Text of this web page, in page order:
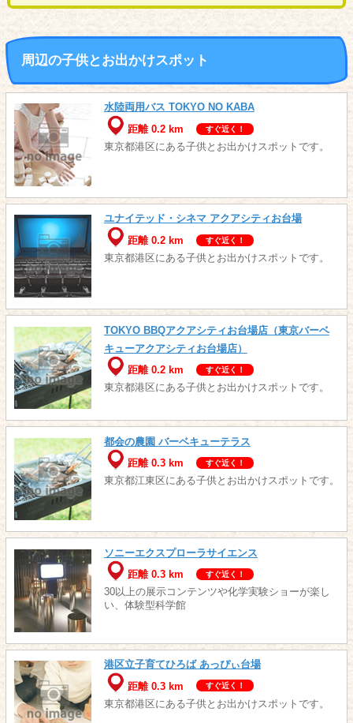
周辺の子供とお出かけスポット
水陸両用バス TOKYO NO KABA
距離 0.2 km
すぐ近く！
東京都港区にある子供とお出かけスポットです。
ユナイテッド・シネマ アクアシティお台場
距離 0.2 km
すぐ近く！
東京都港区にある子供とお出かけスポットです。
TOKYO BBQアクアシティお台場店（東京バーベ
キューアクアシティお台場店）
距離 0.2 km
すぐ近く！
東京都港区にある子供とお出かけスポットです。
都会の農園 バーベキューテラス
距離 0.3 km
すぐ近く！
東京都江東区にある子供とお出かけスポットです。
ソニーエクスプローラサイエンス
距離 0.3 km
すぐ近く！
30以上の展示コンテンツや化学実験ショーが楽し
い、体験型科学館
港区立子育てひろば あっぴぃ台場
距離 0.3 km
すぐ近く！
東京都港区にある子供とお出かけスポットです。